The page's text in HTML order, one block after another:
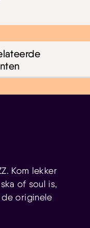
Kom lekker
of soul is,
de originele